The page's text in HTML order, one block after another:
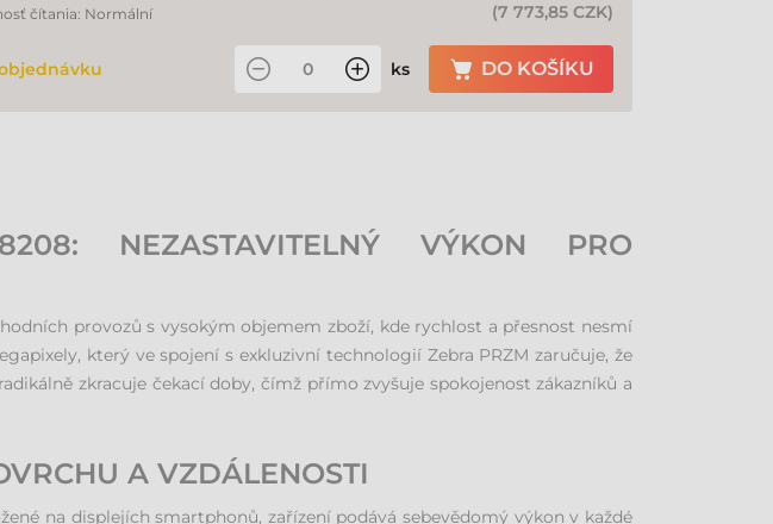
čítania: Normální
(7 773,85 CZK)
ks DO KOŠÍKU
NEZASTAVITELNÝ VÝKON PRO
provozů s vysokým objemem zboží, kde rychlost a přesnost nesmí
který ve spojení s exkluzivní technologií Zebra PRZM zaručuje, že
zkracuje čekací doby, čímž přímo zvyšuje spokojenost zákazníků a
A VZDÁLENOSTI
na displejích smartphonů, zařízení podává sebevědomý výkon v každé